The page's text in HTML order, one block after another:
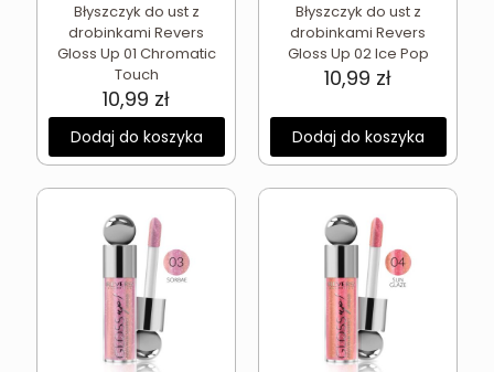
Błyszczyk do ust z
drobinkami Revers
Gloss Up 01 Chromatic
Touch
10,99 zł
Dodaj do koszyka
Błyszczyk do ust z
drobinkami Revers
Gloss Up 02 Ice Pop
10,99 zł
Dodaj do koszyka